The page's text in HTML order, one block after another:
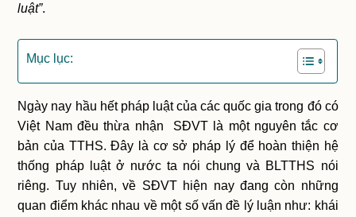
luật”.
Mục lục:
Ngày nay hầu hết pháp luật của các quốc gia trong đó có
Việt Nam đều thừa nhận SĐVT là một nguyên tắc cơ
bản của TTHS. Đây là cơ sở pháp lý để hoàn thiện hệ
thống pháp luật ở nước ta nói chung và BLTTHS nói
riêng. Tuy nhiên, về SĐVT hiện nay đang còn những
quan điểm khác nhau về một số vấn đề lý luận như: khái